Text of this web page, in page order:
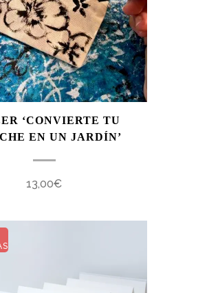
‘CONVIERTE TU
EN UN JARDÍN’
13,00€